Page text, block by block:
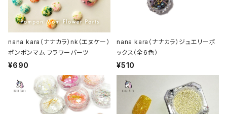
nana kara（ナナカラ）nk（エヌケー）
ポンポンマム フラワーパーツ
¥690
nana kara（ナナカラ）ジュエリーボ
ックス（全6色）
¥510